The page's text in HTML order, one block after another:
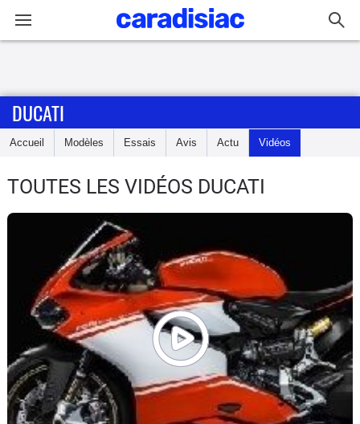
Accueil
Essais
Forum
Scooters
&
125
DUCATI
Accueil Modèles Essais Avis Actu Vidéos
TOUTES LES VIDÉOS DUCATI